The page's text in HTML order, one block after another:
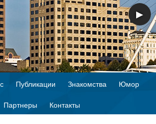
▶
Публикации Знакомства Юмор
Партнеры Контакты